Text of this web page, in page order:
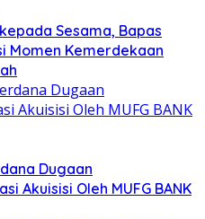
Sesama, Bapas
Momen Kemerdekaan
Dugaan
Akuisisi Oleh MUFG BANK